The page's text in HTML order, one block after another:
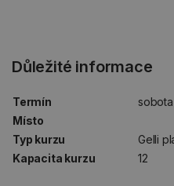
Důležité informace
Termín
sobota
Místo
Typ kurzu
Gelli
Kapacita kurzu
12